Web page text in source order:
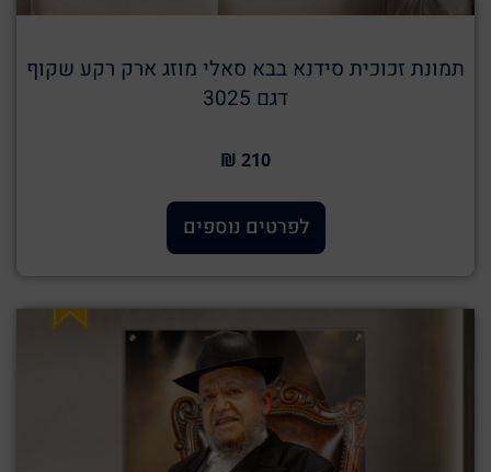
תמונת זכוכית סידנא בבא סאלי מוזג ארק רקע שקוף
דגם 3025
210 ₪
לפרטים נוספים